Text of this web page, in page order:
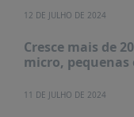
NACIONAL
FOMENTO
O
É?
12 DE JULHO DE 2024
Cresce mais de
micro, pequenas
11 DE JULHO DE 2024